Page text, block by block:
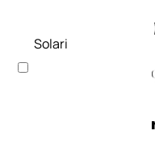
Solari